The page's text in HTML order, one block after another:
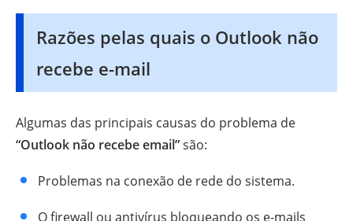
Razões pelas quais o Outlook não
recebe e-mail
Algumas das principais causas do problema de
“Outlook não recebe email”são:
Problemas na conexão de rede do sistema.
O firewall ou antivírus bloqueando os e-mails